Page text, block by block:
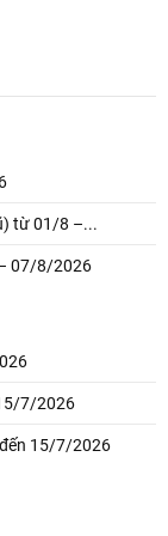
từ 01/8 –...
07/8/2026
7/2026
15/7/2026